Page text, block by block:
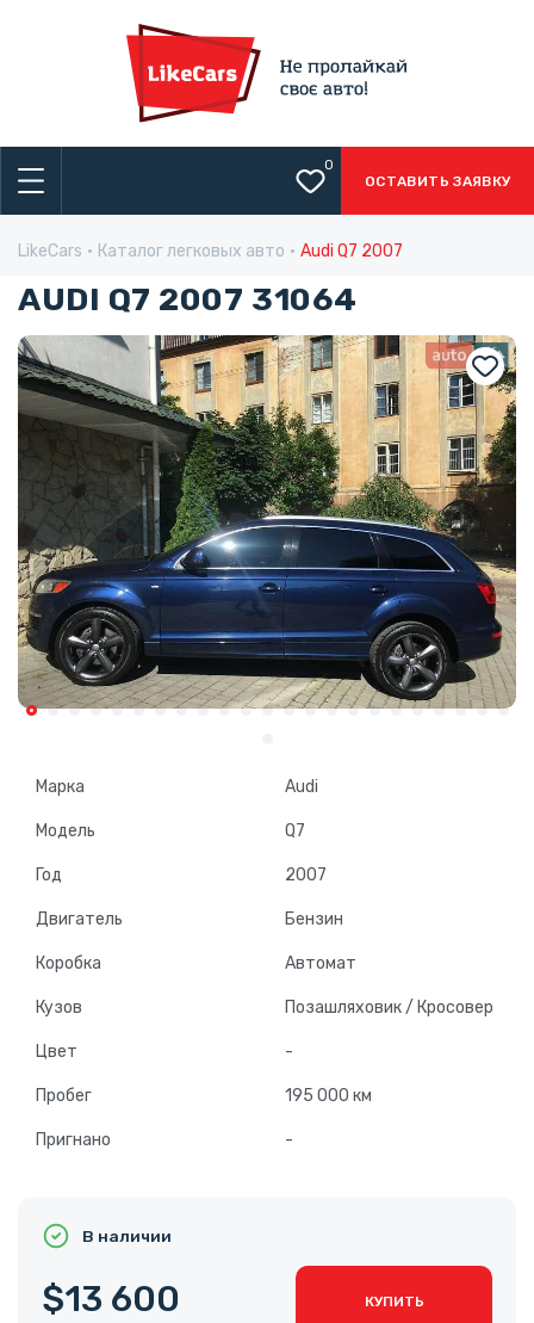
0
ОСТАВИТЬ ЗАЯВКУ
LikeCars Каталог легковых авто Audi Q7 2007
AUDI Q7 2007 31064
Марка Audi
Модель Q7
Год 2007
Двигатель Бензин
Коробка Автомат
Кузов Позашляховик / Кросовер
Цвет -
Пробег 195 000 км
Пригнано -
В наличии
$13 600 КУПИТЬ